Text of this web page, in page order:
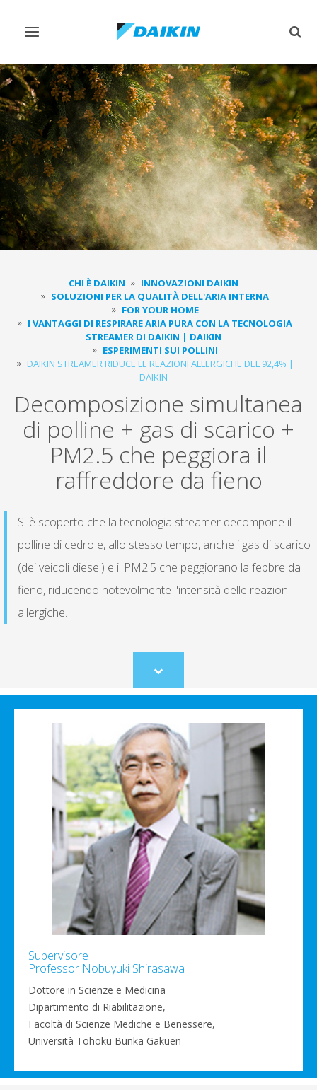
Attiva/disattiva
CHI È DAIKIN
INNOVAZIONI DAIKIN
SOLUZIONI PER LA QUALITÀ DELL'ARIA INTERNA
FOR YOUR HOME
I VANTAGGI DI RESPIRARE ARIA PURA CON LA TECNOLOGIA
STREAMER DI DAIKIN | DAIKIN
ESPERIMENTI SUI POLLINI
DAIKIN STREAMER RIDUCE LE REAZIONI ALLERGICHE DEL 92,4% |
DAIKIN
Decomposizione simultanea
di polline + gas di scarico +
PM2.5 che peggiora il
raffreddore da fieno
Si è scoperto che la tecnologia streamer decompone il
polline di cedro e, allo stesso tempo, anche i gas di scarico
(dei veicoli diesel) e il PM2.5 che peggiorano la febbre da
fieno, riducendo notevolmente l'intensità delle reazioni
allergiche.
Scroll
to
Supervisore
Professor Nobuyuki Shirasawa
Dottore in Scienze e Medicina
Dipartimento di Riabilitazione,
Facoltà di Scienze Mediche e Benessere,
Università Tohoku Bunka Gakuen